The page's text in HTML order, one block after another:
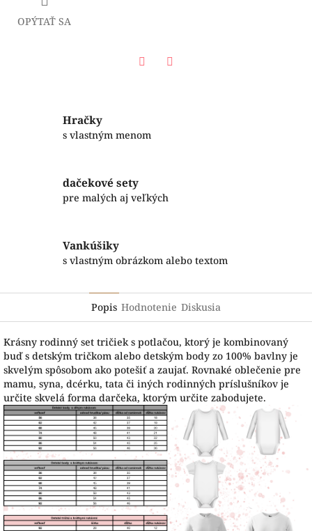
OPÝTAŤ SA
Hračky
s vlastným menom
dačekové sety
pre malých aj veľkých
Vankúšiky
s vlastným obrázkom alebo textom
Popis Hodnotenie Diskusia
Krásny rodinný set tričiek s potlačou, ktorý je kombinovaný
buď s detským tričkom alebo detským body zo 100% bavlny je
skvelým spôsobom ako potešiť a zaujať. Rovnaké oblečenie pre
mamu, syna, dcérku, tata či iných rodinných príslušníkov je
určite skvelá forma darčeka, ktorým určite zabodujete.